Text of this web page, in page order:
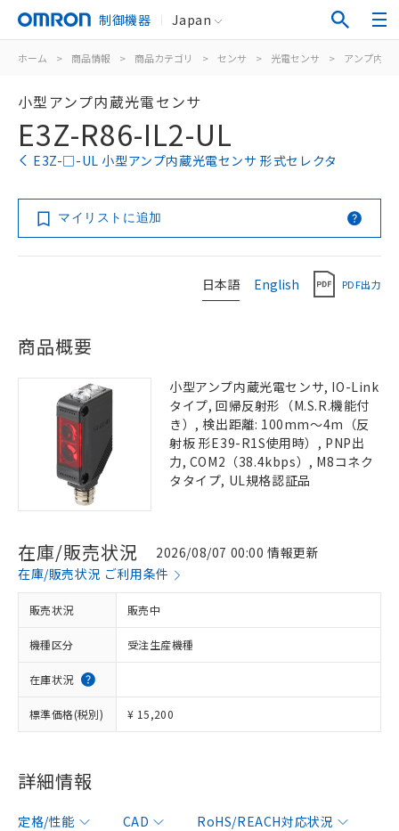
制御機器 Japan
ホーム > 商品情報 > 商品カテゴリ > センサ > 光電センサ > アンプ内蔵
小型アンプ内蔵光電センサ
E3Z-R86-IL2-UL
E3Z-□-UL 小型アンプ内蔵光電センサ 形式セレクタ
マイリストに追加
日本語 English PDF出力
商品概要
小型アンプ内蔵光電センサ, IO-Link
タイプ, 回帰反射形（M.S.R.機能付
き）, 検出距離: 100mm～4m（反
射板 形E39-R1S使用時）, PNP出
力, COM2（38.4kbps）, M8コネク
タタイプ, UL規格認証品
在庫/販売状況
2026/08/07 00:00 情報更新
在庫/販売状況 ご利用条件
販売状況 販売中
機種区分 受注生産機種
在庫状況
標準価格(税別) ¥ 15,200
詳細情報
定格/性能 CAD
RoHS/REACH対応状況